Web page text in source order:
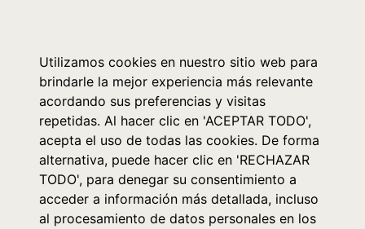
Utilizamos cookies en nuestro sitio web para
brindarle la mejor experiencia más relevante
acordando sus preferencias y visitas
repetidas. Al hacer clic en 'ACEPTAR TODO',
acepta el uso de todas las cookies. De forma
alternativa, puede hacer clic en 'RECHAZAR
TODO', para denegar su consentimiento a
acceder a información más detallada, incluso
al procesamiento de datos personales en los